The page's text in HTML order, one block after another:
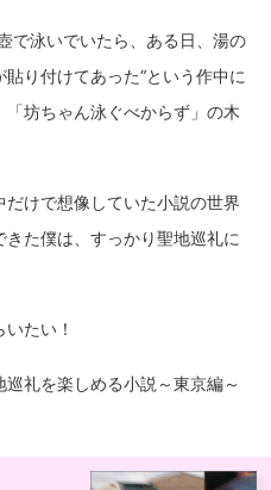
で泳いでいたら、ある日、湯の
り付けてあった“という作中に
坊ちゃん泳ぐべからず」の木
けで想像していた小説の世界
た僕は、すっかり聖地巡礼に
たい！
礼を楽しめる小説～東京編～